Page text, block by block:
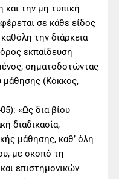
και την μη τυπική
σε κάθε είδος
την διάρκεια
εκπαίδευση
σηματοδοτώντας
μάθησης (Κόκκος,
«Ως δια βίου
διαδικασία,
μάθησης, καθ’ όλη
με σκοπό τη
επιστημονικών